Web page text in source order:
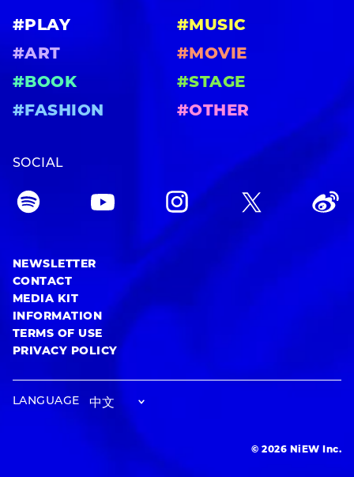
#PLAY
#MUSIC
#ART
#MOVIE
#BOOK
#STAGE
#FASHION
#OTHER
SOCIAL
NEWSLETTER
CONTACT
MEDIA KIT
INFORMATION
TERMS OF USE
PRIVACY POLICY
LANGUAGE
© 2026 NiEW Inc.